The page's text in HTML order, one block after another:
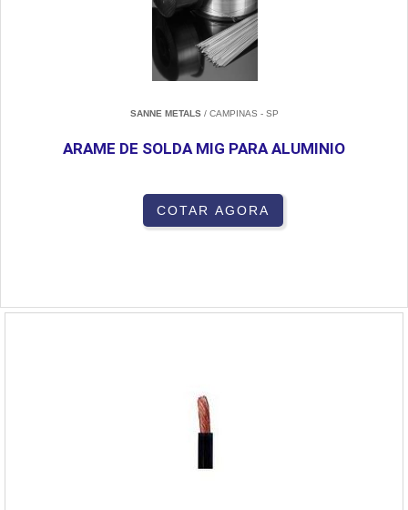
SANNE METALS/ CAMPINAS - SP
ARAME DE SOLDA MIG PARA ALUMINIO
COTAR AGORA